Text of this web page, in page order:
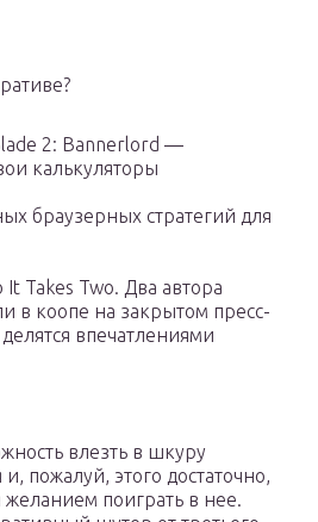
2: Bannerlord —
калькуляторы
браузерных стратегий для
Takes Two. Два автора
в коопе на закрытом пресс-
впечатлениями
влезть в шкуру
пожалуй, этого достаточно,
желанием поиграть в нее.